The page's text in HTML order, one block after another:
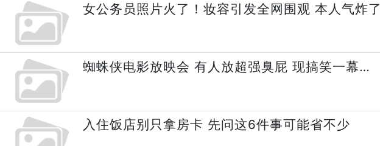
女公务员照片火了！妆容引发全网围观 本人气炸了
蜘蛛侠电影放映会 有人放超强臭屁 现搞笑一幕…
入住饭店别只拿房卡 先问这6件事可能省不少